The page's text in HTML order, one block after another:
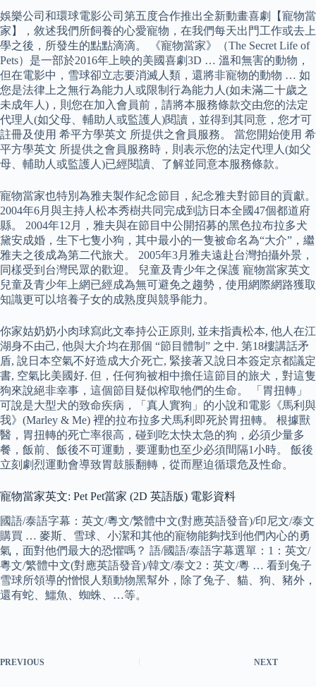
娛樂公司和環球電影公司第五度合作推出全新動畫喜劇【寵物當
家】，敘述我們所飼養的心愛寵物，在我們每天出門工作或去上
學之後，所發生的點點滴滴。 《寵物當家》（The Secret Life of
Pets）是一部於2016年上映的美國喜劇3D … 溫和無害的動物，
但在電影中，雪球卻立志要消滅人類，還將非寵物的動物 … 如
您是法律上之無行為能力人或限制行為能力人(如未滿二十歲之
未成年人)，則您在加入會員前，請將本服務條款交由您的法定
代理人(如父母、輔助人或監護人)閱讀，並得到其同意，您才可
註冊及使用 希平方學英文 所提供之會員服務。 當您開始使用 希
平方學英文 所提供之會員服務時，則表示您的法定代理人(如父
母、輔助人或監護人)已經閱讀、了解並同意本服務條款。
寵物當家也特別為雅夫製作紀念節目，紀念雅夫對節目的貢獻。
2004年6月與主持人松本秀樹共同完成到訪日本全國47個都道府
縣。 2004年12月，雅夫與在節目中公開招募的黑色拉布拉多犬
黛安成婚，生下七隻小狗，其中最小的一隻被命名為“大介”，繼
雅夫之後成為第二代旅犬。 2005年3月雅夫遠赴台灣拍攝外景，
同樣受到台灣民眾的歡迎。 兒童及青少年之保護 寵物當家英文
兒童及青少年上網已經成為無可避免之趨勢，使用網際網路獲取
知識更可以培養子女的成熟度與競爭能力。
你家姑奶奶小肉球寫此文奉持公正原則, 並未指責松本, 他人在江
湖身不由己, 他與大介均在那個 “節目體制” 之中. 第18樓講話矛
盾, 說日本空氣不好造成大介死亡, 緊接著又說日本簽定京都議定
書, 空氣比美國好. 但，任何狗被相中擔任這節目的旅犬，對這隻
狗來說絕非幸事，這個節目疑似榨取牠們的生命。 「胃扭轉」
可說是大型犬的致命疾病，「真人實狗」的小說和電影《馬利與
我》(Marley & Me) 裡的拉布拉多犬馬利即死於胃扭轉。 根據獸
醫，胃扭轉的死亡率很高，碰到吃太快太急的狗，必須少量多
餐，飯前、飯後不可運動，要運動也至少必須間隔1小時。 飯後
立刻劇烈運動會導致胃鼓脹翻轉，從而壓迫循環危及性命。
寵物當家英文: Pet Pet當家 (2D 英語版) 電影資料
國語/泰語字幕：英文/粵文/繁體中文(對應英語發音)/印尼文/泰文
購買 … 麥斯、雪球、小潔和其他的寵物能夠找到他們內心的勇
氣，面對他們最大的恐懼嗎？ 語/國語/泰語字幕選單：1：英文/
粵文/繁體中文(對應英語發音)/韓文/泰文2：英文/粵 … 看到兔子
雪球所領導的憎恨人類動物黑幫外，除了兔子、貓、狗、豬外，
還有蛇、鱷魚、蜘蛛、…等。
PREVIOUS NEXT